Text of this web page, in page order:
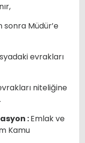
sonra Müdür’e
evrakları
niteliğine
:Emlak ve
Kamu